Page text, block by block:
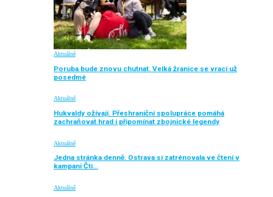
Aktuálně
Poruba bude znovu chutnat. Velká žranice se vrací už
posedmé
Aktuálně
Hukvaldy ožívají. Přeshraniční spolupráce pomáhá
zachraňovat hrad i připomínat zbojnické legendy
Aktuálně
Jedna stránka denně. Ostrava si zatrénovala ve čtení v
kampani Čti…
Aktuálně